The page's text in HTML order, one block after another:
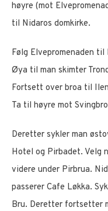
høyre (mot
til Nidaros domkirke.
Følg Elvepromenaden
Øya til man skimter
Fortsett over broa til
Ta til høyre mot
Deretter sykler man
Hotel og Pirbadet. Velg
videre under Pirbrua.
passerer Cafe Løkka.
Bru. Deretter fortsetter